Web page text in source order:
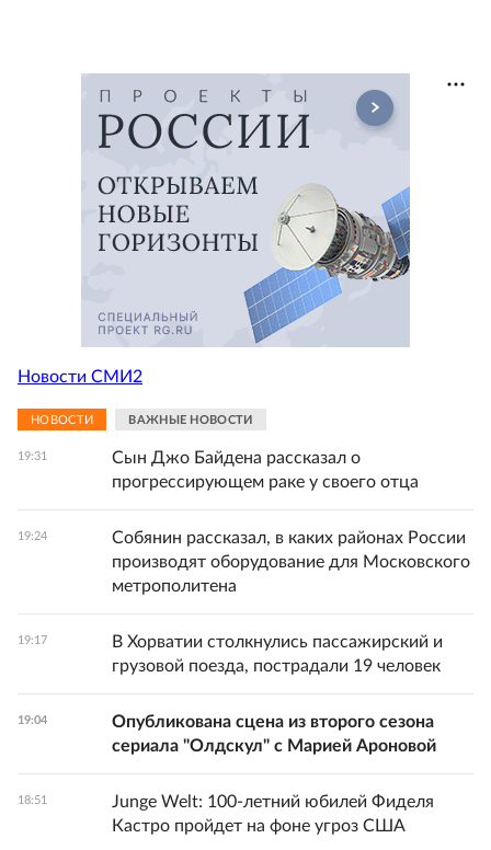
Новости СМИ2
НОВОСТИ ВАЖНЫЕ НОВОСТИ
19:31
Сын Джо Байдена рассказал о
прогрессирующем раке у своего отца
19:24
Собянин рассказал, в каких районах России
производят оборудование для Московского
метрополитена
19:17
В Хорватии столкнулись пассажирский и
грузовой поезда, пострадали 19 человек
19:04
Опубликована сцена из второго сезона
сериала "Олдскул" с Марией Ароновой
18:51
Junge Welt: 100-летний юбилей Фиделя
Кастро пройдет на фоне угроз США